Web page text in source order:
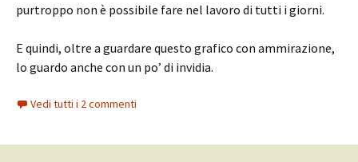
purtroppo non è possibile fare nel lavoro di tutti i giorni.
E quindi, oltre a guardare questo grafico con ammirazione,
lo guardo anche con un po’ di invidia.
Vedi tutti i 2 commenti